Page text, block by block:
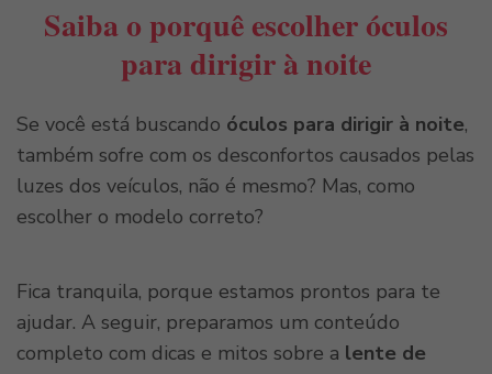
Saiba o porquê escolher óculos
para dirigir à noite
Se você está buscando óculos para dirigir à noite,
também sofre com os desconfortos causados pelas
luzes dos veículos, não é mesmo? Mas, como
escolher o modelo correto?
Fica tranquila, porque estamos prontos para te
ajudar. A seguir, preparamos um conteúdo
completo com dicas e mitos sobre a lente de